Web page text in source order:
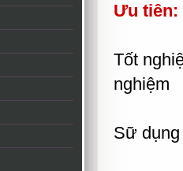
Ưu tiên:
Tốt
nghiệm
Sữ